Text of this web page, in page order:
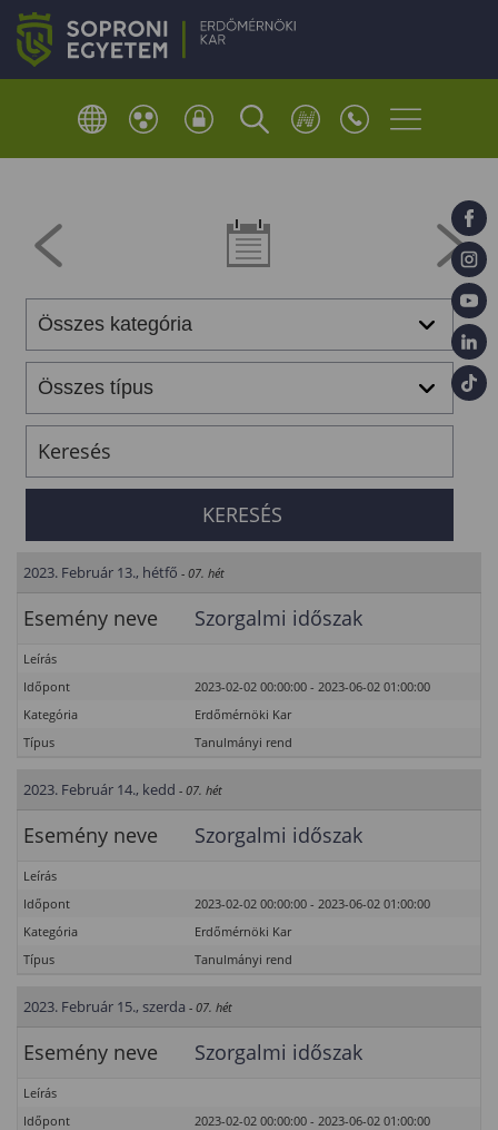
2023. Február 13., hétfő - 07. hét
Esemény neve Szorgalmi időszak
Leírás
Időpont
2023-02-02 00:00:00 - 2023-06-02 01:00:00
Kategória
Erdőmérnöki Kar
Típus
Tanulmányi rend
2023. Február 14., kedd - 07. hét
Esemény neve Szorgalmi időszak
Leírás
Időpont
2023-02-02 00:00:00 - 2023-06-02 01:00:00
Kategória
Erdőmérnöki Kar
Típus
Tanulmányi rend
2023. Február 15., szerda - 07. hét
Esemény neve Szorgalmi időszak
Leírás
Időpont
2023-02-02 00:00:00 - 2023-06-02 01:00:00